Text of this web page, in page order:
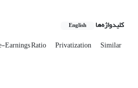
کلیدواژه‌ها English
Earnings Ratio Privatization Similar